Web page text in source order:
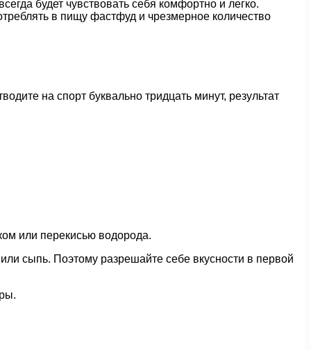
будет чувствовать себя комфортно и легко.
в пищу фастфуд и чрезмерное количество
на спорт буквально тридцать минут, результат
или перекисью водорода.
сыпь. Поэтому разрешайте себе вкусности в первой